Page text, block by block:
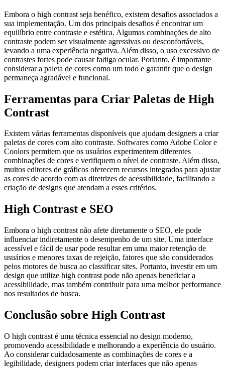
Embora o high contrast seja benéfico, existem desafios associados a
sua implementação. Um dos principais desafios é encontrar um
equilíbrio entre contraste e estética. Algumas combinações de alto
contraste podem ser visualmente agressivas ou desconfortáveis,
levando a uma experiência negativa. Além disso, o uso excessivo de
contrastes fortes pode causar fadiga ocular. Portanto, é importante
considerar a paleta de cores como um todo e garantir que o design
permaneça agradável e funcional.
Ferramentas para Criar Paletas de High
Contrast
Existem várias ferramentas disponíveis que ajudam designers a criar
paletas de cores com alto contraste. Softwares como Adobe Color e
Coolors permitem que os usuários experimentem diferentes
combinações de cores e verifiquem o nível de contraste. Além disso,
muitos editores de gráficos oferecem recursos integrados para ajustar
as cores de acordo com as diretrizes de acessibilidade, facilitando a
criação de designs que atendam a esses critérios.
High Contrast e SEO
Embora o high contrast não afete diretamente o SEO, ele pode
influenciar indiretamente o desempenho de um site. Uma interface
acessível e fácil de usar pode resultar em uma maior retenção de
usuários e menores taxas de rejeição, fatores que são considerados
pelos motores de busca ao classificar sites. Portanto, investir em um
design que utilize high contrast pode não apenas beneficiar a
acessibilidade, mas também contribuir para uma melhor performance
nos resultados de busca.
Conclusão sobre High Contrast
O high contrast é uma técnica essencial no design moderno,
promovendo acessibilidade e melhorando a experiência do usuário.
Ao considerar cuidadosamente as combinações de cores e a
legibilidade, designers podem criar interfaces que não apenas